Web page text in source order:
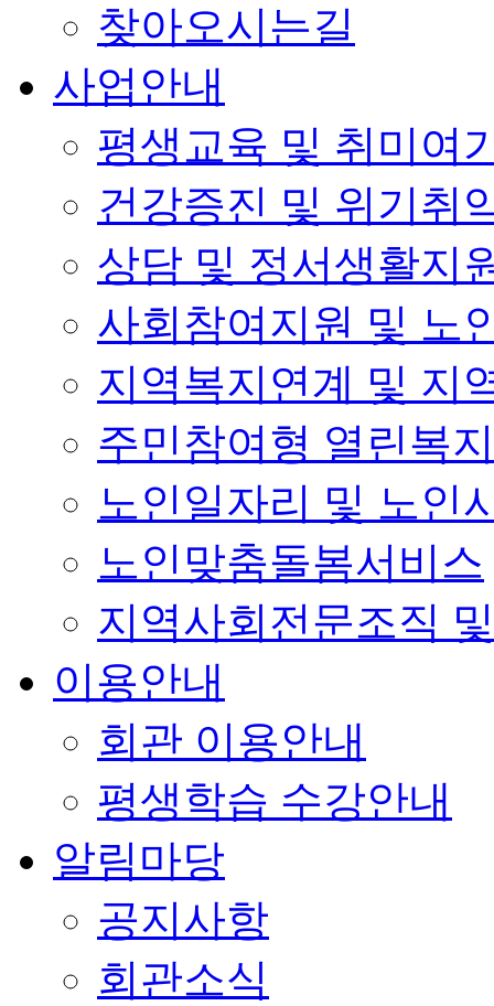
찾아오시는길
사업안내
평생교육 및 취미여
건강증진 및 위기취
상담 및 정서생활지
사회참여지원 및 노
지역복지연계 및 지
주민참여형 열린복
노인일자리 및 노인
노인맞춤돌봄서비스
지역사회전문조직
이용안내
회관 이용안내
평생학습 수강안내
알림마당
공지사항
회관소식